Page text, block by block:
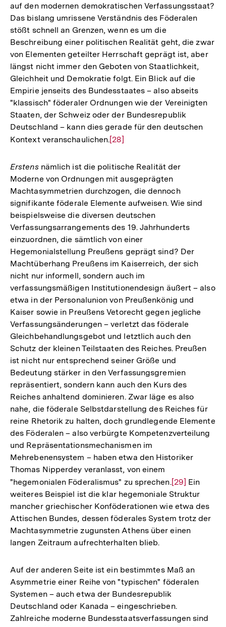
auf den modernen demokratischen Verfassungsstaat?
Das bislang umrissene Verständnis des Föderalen
stößt schnell an Grenzen, wenn es um die
Beschreibung einer politischen Realität geht, die zwar
von Elementen geteilter Herrschaft geprägt ist, aber
längst nicht immer den Geboten von Staatlichkeit,
Gleichheit und Demokratie folgt. Ein Blick auf die
Empirie jenseits des Bundesstaates – also abseits
"klassisch" föderaler Ordnungen wie der Vereinigten
Staaten, der Schweiz oder der Bundesrepublik
Deutschland – kann dies gerade für den deutschen
Kontext veranschaulichen.Zur
der
Fußnote
[28]
Erstensnämlich ist die politische Realität der
Moderne von Ordnungen mit ausgeprägten
Machtasymmetrien durchzogen, die dennoch
signifikante föderale Elemente aufweisen. Wie sind
beispielsweise die diversen deutschen
Verfassungsarrangements des 19. Jahrhunderts
einzuordnen, die sämtlich von einer
Hegemonialstellung Preußens geprägt sind? Der
Machtüberhang Preußens im Kaiserreich, der sich
nicht nur informell, sondern auch im
verfassungsmäßigen Institutionendesign äußert – also
etwa in der Personalunion von Preußenkönig und
Kaiser sowie in Preußens Vetorecht gegen jegliche
Verfassungsänderungen – verletzt das föderale
Gleichbehandlungsgebot und letztlich auch den
Schutz der kleinen Teilstaaten des Reiches. Preußen
ist nicht nur entsprechend seiner Größe und
Bedeutung stärker in den Verfassungsgremien
repräsentiert, sondern kann auch den Kurs des
Reiches anhaltend dominieren. Zwar läge es also
nahe, die föderale Selbstdarstellung des Reiches für
reine Rhetorik zu halten, doch grundlegende Elemente
des Föderalen – also verbürgte Kompetenzverteilung
und Repräsentationsmechanismen im
Mehrebenensystem – haben etwa den Historiker
Thomas Nipperdey veranlasst, von einem
"hegemonialen Föderalismus" zu sprechen.Zur
Auflösung
der
Fußnote
[29] Ein
weiteres Beispiel ist die klar hegemoniale Struktur
mancher griechischer Konföderationen wie etwa des
Attischen Bundes, dessen föderales System trotz der
Machtasymmetrie zugunsten Athens über einen
langen Zeitraum aufrechterhalten blieb.
Auf der anderen Seite ist ein bestimmtes Maß an
Asymmetrie einer Reihe von "typischen" föderalen
Systemen – auch etwa der Bundesrepublik
Deutschland oder Kanada – eingeschrieben.
Zahlreiche moderne Bundesstaatsverfassungen sind